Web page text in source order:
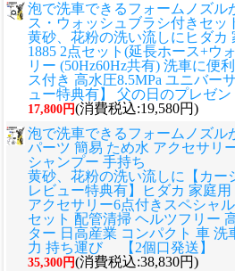
泡で洗車できるフォームノズル
ス・ウォッシュブラシ付きセッ
黄砂、花粉の洗い流しに ヒダカ
1885 2点セット(延長ホース+ウ
リー (50Hz60Hz共有) 洗車に便
ス付き 高水圧8.5MPa ユニバー
ュー特典有】 父の日のプレゼン
17,800円(消費税込:19,580円)
泡で洗車できるフォームノズル
パーツ 簡易 ため水 アクセサリ
シャンプー 手持ち
黄砂、花粉の洗い流しに
【カ
レビュー特典有】ヒダカ 家庭
アクセサリー6点付きスペシャ
セット 配管清掃 ヘルツフリー
ター 日高産業 コンパクト 車 洗
力 持ち運び 【2個口発送】
35,300円(消費税込:38,830円)